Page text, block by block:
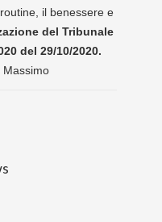
il benessere e
del Tribunale
del 29/10/2020.
Massimo